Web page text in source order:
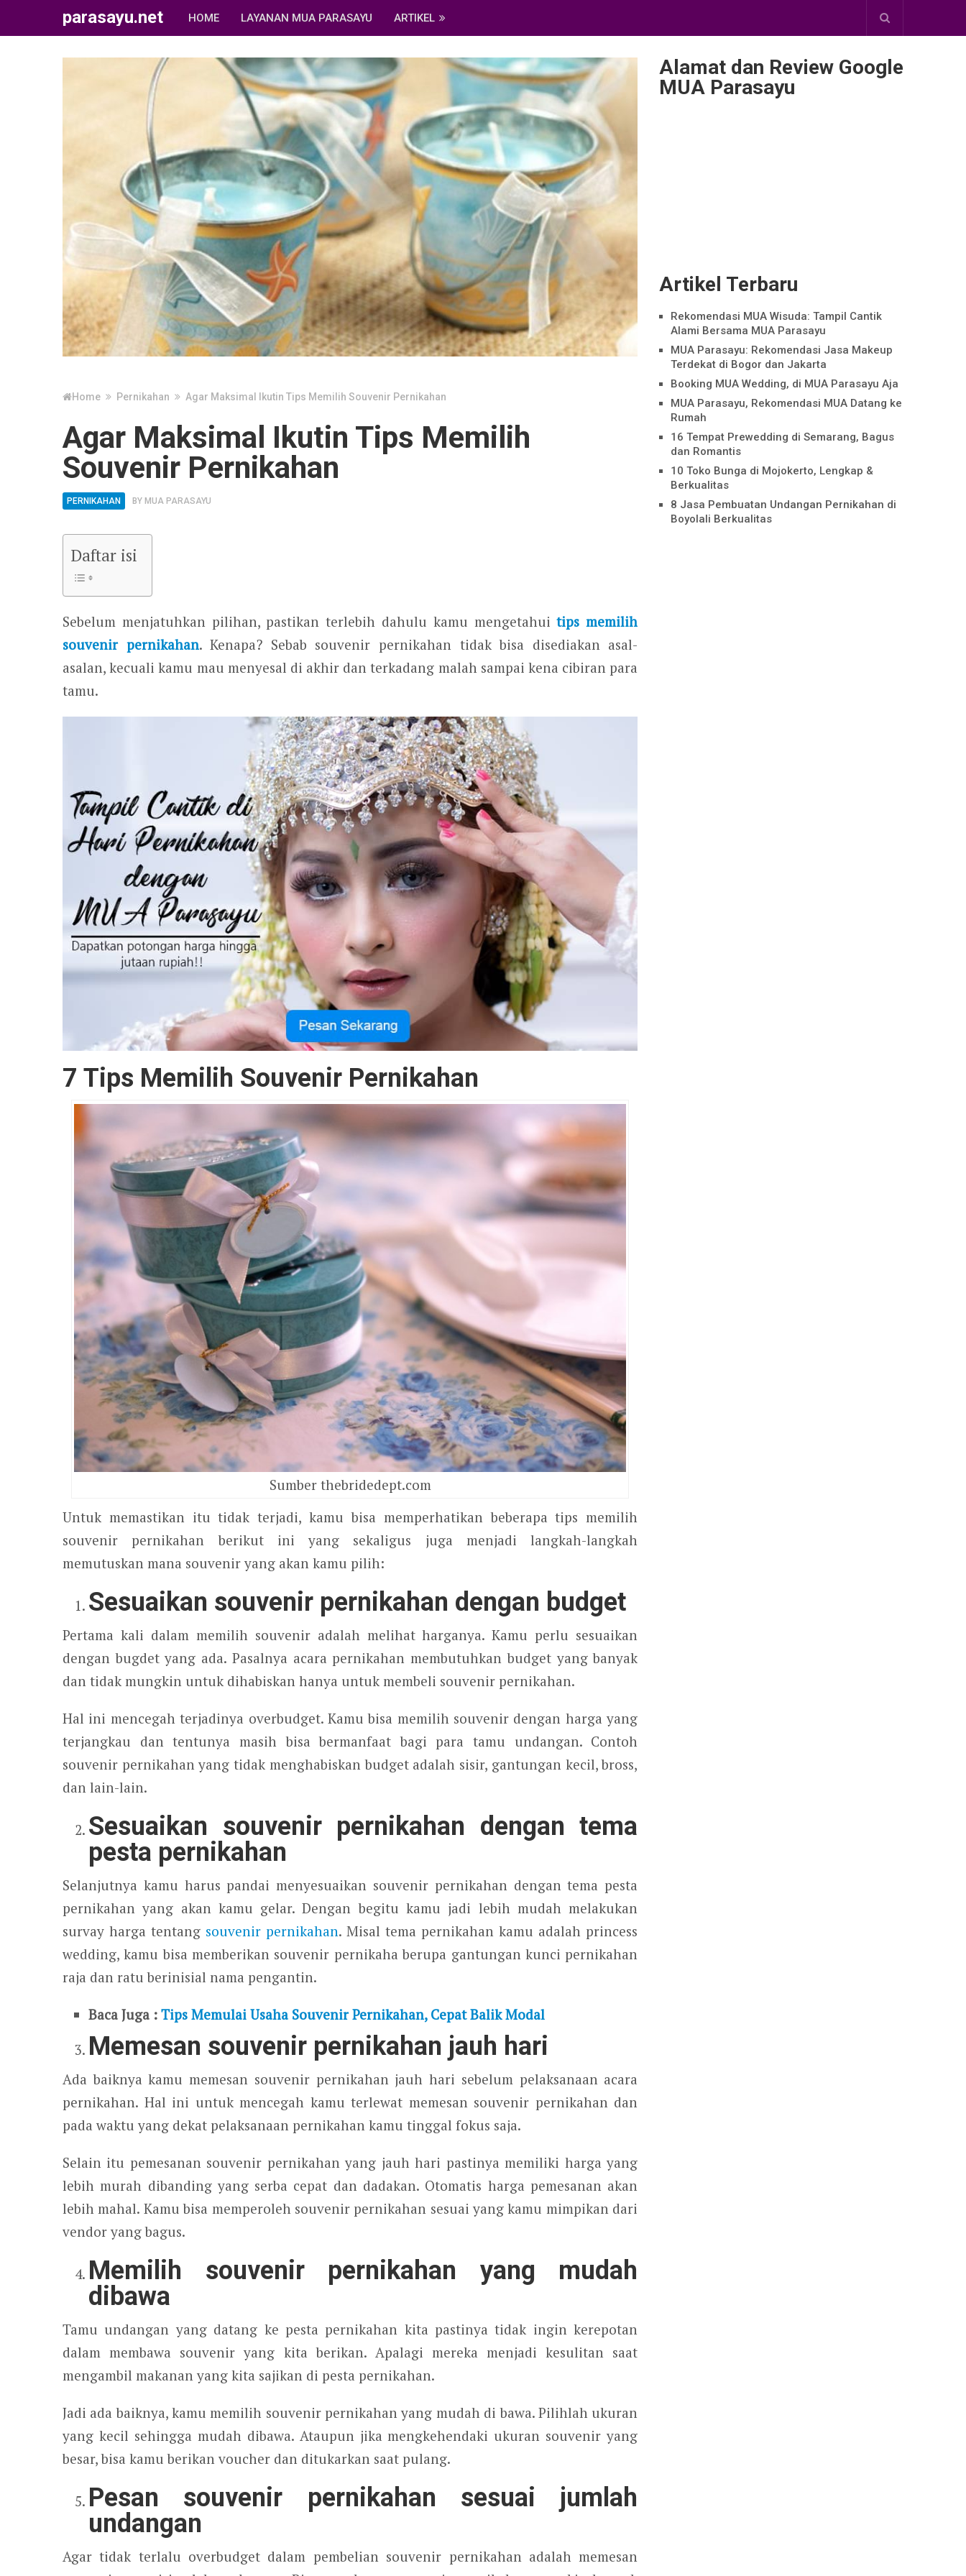
parasayu.net HOME LAYANAN MUA PARASAYU ARTIKEL
Home Pernikahan Agar Maksimal Ikutin Tips Memilih Souvenir Pernikahan
Agar Maksimal Ikutin Tips Memilih
Souvenir Pernikahan
PERNIKAHAN BY MUA PARASAYU
Daftar isi
Sebelum menjatuhkan pilihan, pastikan terlebih dahulu kamu mengetahuitips memilih
souvenir pernikahan. Kenapa? Sebab souvenir pernikahan tidak bisa disediakan asal-
asalan, kecuali kamu mau menyesal di akhir dan terkadang malah sampai kena cibiran para
tamu.
7 Tips Memilih Souvenir Pernikahan
Sumber thebridedept.com
Untuk memastikan itu tidak terjadi, kamu bisa memperhatikan beberapa tips memilih
souvenir pernikahan berikut ini yang sekaligus juga menjadi langkah-langkah
memutuskan mana souvenir yang akan kamu pilih:
Sesuaikan souvenir pernikahan dengan budget
Pertama kali dalam memilih souvenir adalah melihat harganya. Kamu perlu sesuaikan
dengan bugdet yang ada. Pasalnya acara pernikahan membutuhkan budget yang banyak
dan tidak mungkin untuk dihabiskan hanya untuk membeli souvenir pernikahan.
Hal ini mencegah terjadinya overbudget. Kamu bisa memilih souvenir dengan harga yang
terjangkau dan tentunya masih bisa bermanfaat bagi para tamu undangan. Contoh
souvenir pernikahan yang tidak menghabiskan budget adalah sisir, gantungan kecil, bross,
dan lain-lain.
Sesuaikan souvenir pernikahan dengan tema
pesta pernikahan
Selanjutnya kamu harus pandai menyesuaikan souvenir pernikahan dengan tema pesta
pernikahan yang akan kamu gelar. Dengan begitu kamu jadi lebih mudah melakukan
survay harga tentang souvenir pernikahan. Misal tema pernikahan kamu adalah princess
wedding, kamu bisa memberikan souvenir pernikaha berupa gantungan kunci pernikahan
raja dan ratu berinisial nama pengantin.
Baca Juga :Tips Memulai Usaha Souvenir Pernikahan, Cepat Balik Modal
Memesan souvenir pernikahan jauh hari
Ada baiknya kamu memesan souvenir pernikahan jauh hari sebelum pelaksanaan acara
pernikahan. Hal ini untuk mencegah kamu terlewat memesan souvenir pernikahan dan
pada waktu yang dekat pelaksanaan pernikahan kamu tinggal fokus saja.
Selain itu pemesanan souvenir pernikahan yang jauh hari pastinya memiliki harga yang
lebih murah dibanding yang serba cepat dan dadakan. Otomatis harga pemesanan akan
lebih mahal. Kamu bisa memperoleh souvenir pernikahan sesuai yang kamu mimpikan dari
vendor yang bagus.
Memilih souvenir pernikahan yang mudah
dibawa
Tamu undangan yang datang ke pesta pernikahan kita pastinya tidak ingin kerepotan
dalam membawa souvenir yang kita berikan. Apalagi mereka menjadi kesulitan saat
mengambil makanan yang kita sajikan di pesta pernikahan.
Jadi ada baiknya, kamu memilih souvenir pernikahan yang mudah di bawa. Pilihlah ukuran
yang kecil sehingga mudah dibawa. Ataupun jika mengkehendaki ukuran souvenir yang
besar, bisa kamu berikan voucher dan ditukarkan saat pulang.
Pesan souvenir pernikahan sesuai jumlah
undangan
Agar tidak terlalu overbudget dalam pembelian souvenir pernikahan adalah memesan
Alamat dan Review Google
MUA Parasayu
Artikel Terbaru
Rekomendasi MUA Wisuda: Tampil Cantik
Alami Bersama MUA Parasayu
MUA Parasayu: Rekomendasi Jasa Makeup
Terdekat di Bogor dan Jakarta
Booking MUA Wedding, di MUA Parasayu Aja
MUA Parasayu, Rekomendasi MUA Datang ke
Rumah
16 Tempat Prewedding di Semarang, Bagus
dan Romantis
10 Toko Bunga di Mojokerto, Lengkap &
Berkualitas
8 Jasa Pembuatan Undangan Pernikahan di
Boyolali Berkualitas